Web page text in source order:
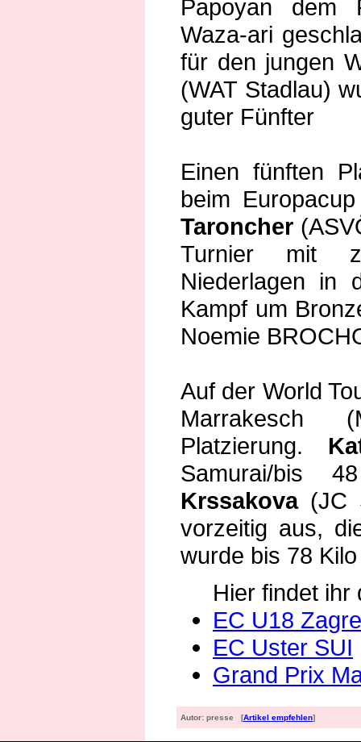
Papoyan dem
Waza-ari
für den jungen
(WAT Stadlau)
guter Fünfter
Einen fünften
beim
Taroncher
Turnier mit
Niederlagen in
Kampf um
Noemie
Auf der World
Marrakesch
Platzierung.
Samurai/bis
Krssakova (JC
vorzeitig aus,
wurde bis 78
Hier findet ihr
EC U18
EC Uster SUI
Grand Prix
Autor: presse [Artikel empfehlen]